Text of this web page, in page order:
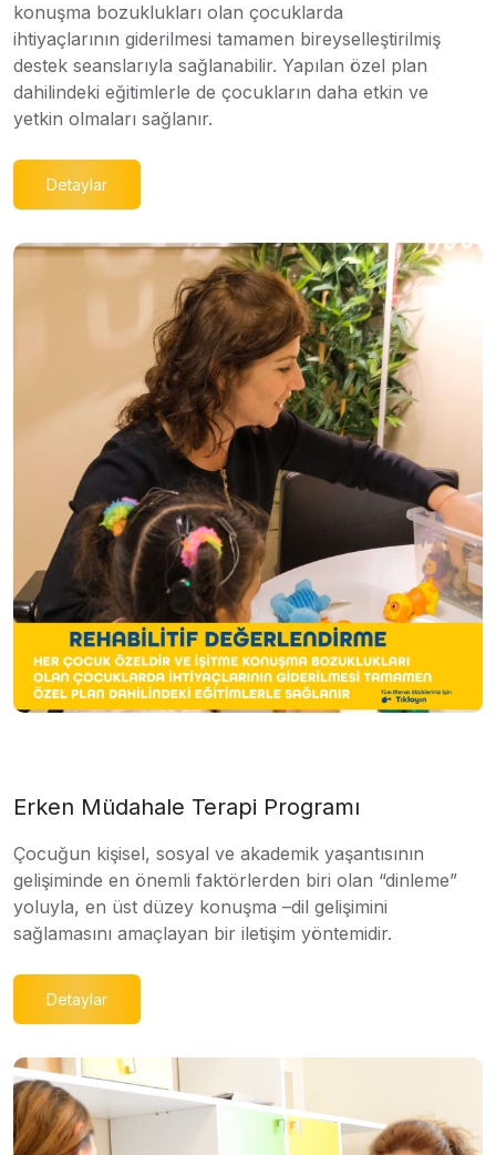
konuşma bozuklukları olan çocuklarda
ihtiyaçlarının giderilmesi tamamen bireyselleştirilmiş
destek seanslarıyla sağlanabilir. Yapılan özel plan
dahilindeki eğitimlerle de çocukların daha etkin ve
yetkin olmaları sağlanır.
Detaylar
Erken Müdahale Terapi Programı
Çocuğun kişisel, sosyal ve akademik yaşantısının
gelişiminde en önemli faktörlerden biri olan “dinleme”
yoluyla, en üst düzey konuşma –dil gelişimini
sağlamasını amaçlayan bir iletişim yöntemidir.
Detaylar